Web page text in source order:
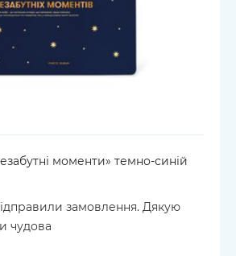
моменти» темно-синій
замовлення. Дякую
чудова